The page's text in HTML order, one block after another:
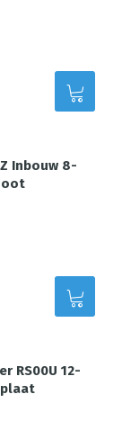
Inbouw 8-
RS00U 12-